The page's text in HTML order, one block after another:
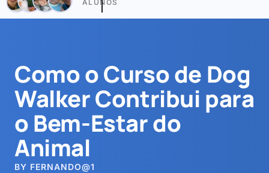
ALUNOS
Como o Curso de Dog
Walker Contribui para
o Bem-Estar do
Animal
BY FERNANDO@1